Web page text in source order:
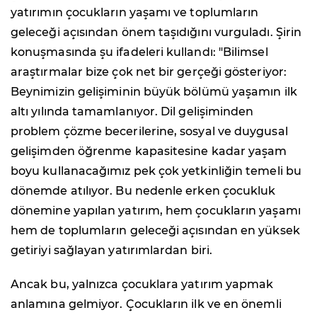
yatırımın çocukların yaşamı ve toplumların
geleceği açısından önem taşıdığını vurguladı. Şirin
konuşmasında şu ifadeleri kullandı: "Bilimsel
araştırmalar bize çok net bir gerçeği gösteriyor:
Beynimizin gelişiminin büyük bölümü yaşamın ilk
altı yılında tamamlanıyor. Dil gelişiminden
problem çözme becerilerine, sosyal ve duygusal
gelişimden öğrenme kapasitesine kadar yaşam
boyu kullanacağımız pek çok yetkinliğin temeli bu
dönemde atılıyor. Bu nedenle erken çocukluk
dönemine yapılan yatırım, hem çocukların yaşamı
hem de toplumların geleceği açısından en yüksek
getiriyi sağlayan yatırımlardan biri.
Ancak bu, yalnızca çocuklara yatırım yapmak
anlamına gelmiyor. Çocukların ilk ve en önemli